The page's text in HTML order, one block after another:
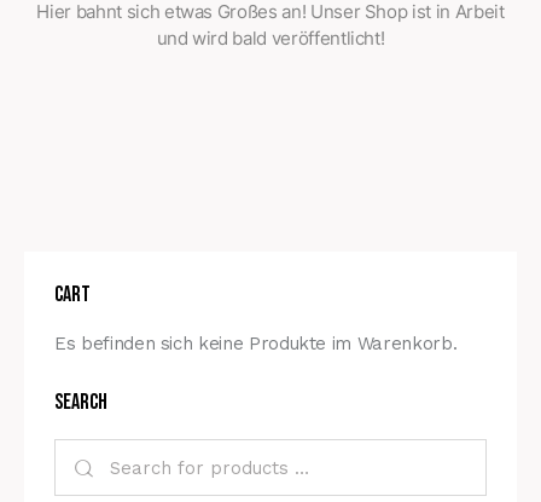
Hier bahnt sich etwas Großes an! Unser Shop ist in Arbeit
und wird bald veröffentlicht!
Cart
Es befinden sich keine Produkte im Warenkorb.
Search